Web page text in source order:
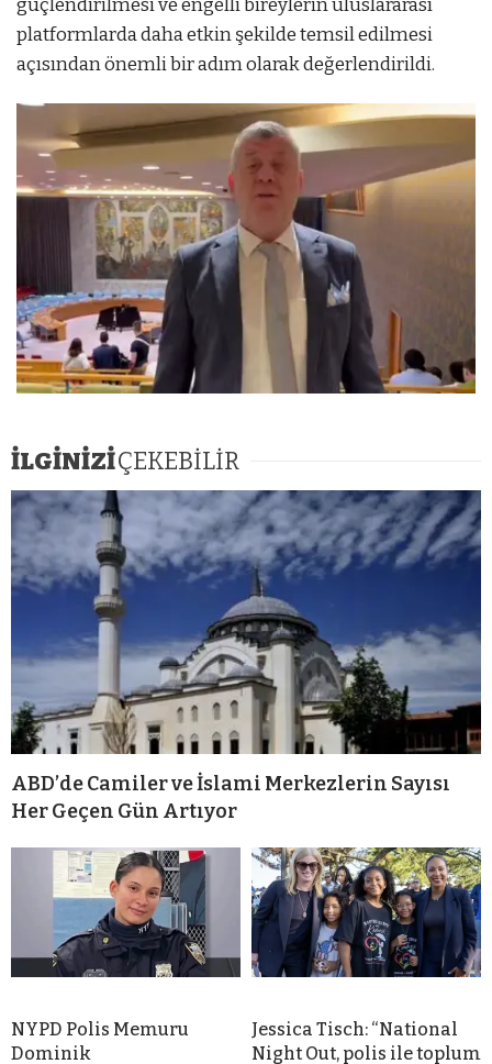
güçlendirilmesi ve engelli bireylerin uluslararası
platformlarda daha etkin şekilde temsil edilmesi
açısından önemli bir adım olarak değerlendirildi.
İLGİNİZİÇEKEBİLİR
ABD’de Camiler ve İslami Merkezlerin Sayısı
Her Geçen Gün Artıyor
NYPD Polis Memuru
Dominik
Jessica Tisch: “National
Night Out, polis ile toplum